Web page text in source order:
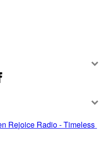
Rejoice Radio - Timeless